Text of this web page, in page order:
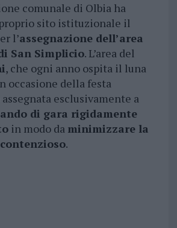
comunale di Olbia ha
sito istituzionale il
l’assegnazione dell’area
San Simplicio. L’area del
, che ogni anno ospita il luna
occasione della festa
esclusivamente a
di gara rigidamente
in modo da minimizzare la
.